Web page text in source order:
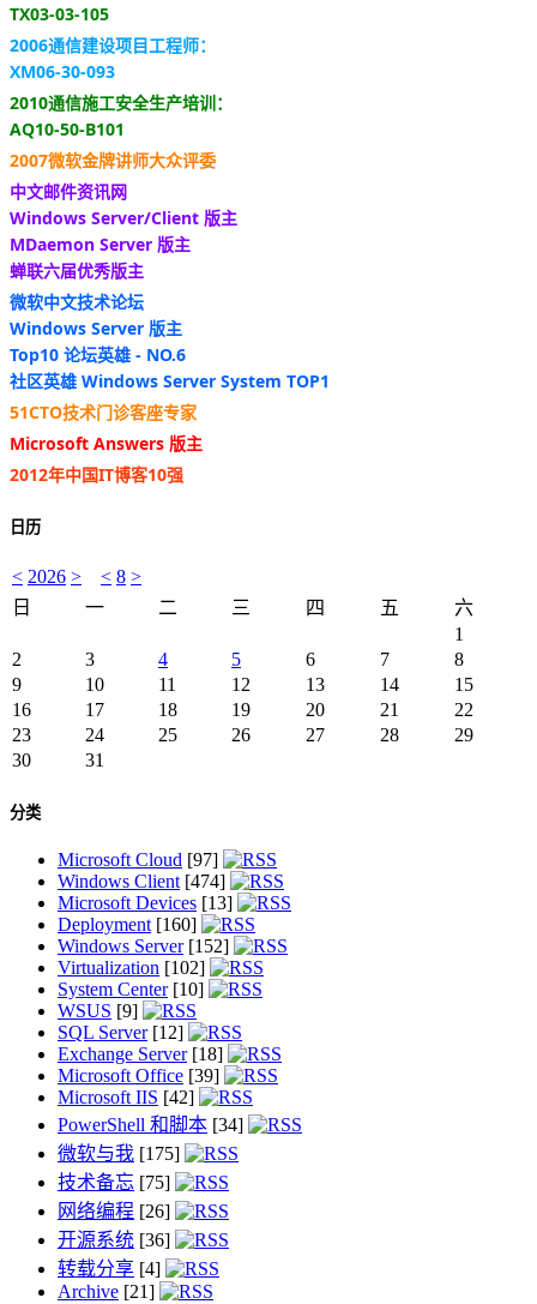
TX03-03-105
2006通信建设项目工程师：
XM06-30-093
2010通信施工安全生产培训：
AQ10-50-B101
2007微软金牌讲师大众评委
中文邮件资讯网
Windows Server/Client 版主
MDaemon Server 版主
蝉联六届优秀版主
微软中文技术论坛
Windows Server 版主
Top10 论坛英雄 - NO.6
社区英雄 Windows Server System TOP1
51CTO技术门诊客座专家
Microsoft Answers 版主
2012年中国IT博客10强
日历
< 2026 > < 8 >
日
一 二 三 四 五
六
1
2
3 4 5 6 7
8
9
10 11 12 13 14
15
16
17 18 19 20 21
22
23
24 25 26 27 28
29
30
31
分类
Microsoft Cloud [97]
Windows Client[474]
Microsoft Devices [13]
Deployment[160]
Windows Server[152]
Virtualization [102]
System Center[10]
WSUS [9]
SQL Server[12]
Exchange Server[18]
Microsoft Office [39]
Microsoft IIS [42]
PowerShell 和脚本 [34]
微软与我 [175]
技术备忘 [75]
网络编程 [26]
开源系统 [36]
转载分享 [4]
Archive [21]